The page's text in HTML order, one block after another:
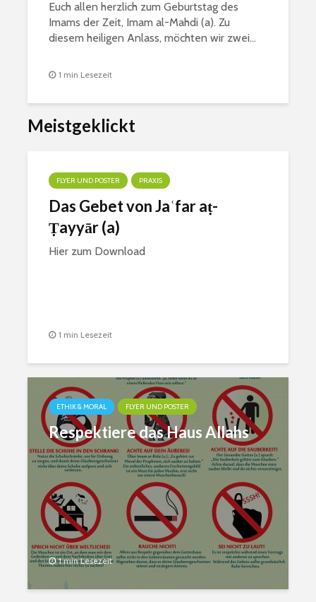
Euch allen herzlich zum Geburtstag des
Imams der Zeit, Imam al-Mahdi (a). Zu
diesem heiligen Anlass, möchten wir zwei...
1 min Lesezeit
Meistgeklickt
FLYER UND POSTER PRAXIS
Das Gebet von Jaʿfar aṭ-
Ṭayyār (a)
Hier zum Download
1 min Lesezeit
ETHIK & MORAL FLYER UND POSTER
Respektiere das Haus Allahs
1 min Lesezeit